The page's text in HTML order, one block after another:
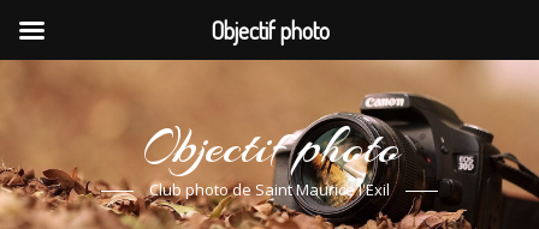
Objectif photo
Club photo de Saint Maurice l'Exil
Objectif photo